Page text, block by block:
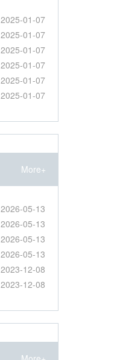
2025-01-07
2025-01-07
2025-01-07
2025-01-07
2025-01-07
2025-01-07
More+
2026-05-13
2026-05-13
2026-05-13
2026-05-13
2023-12-08
2023-12-08